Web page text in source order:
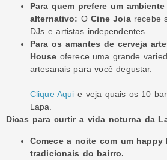
Para quem prefere um ambiente
alternativo: OCine Joiarecebe
DJs e artistas independentes.
Para os amantes de cerveja
House oferece uma grande
artesanais para você degustar.
Clique Aqui e veja quais os 10
Lapa.
Dicas para curtir a vida noturna da
Comece a noite com um happy
tradicionais do bairro.